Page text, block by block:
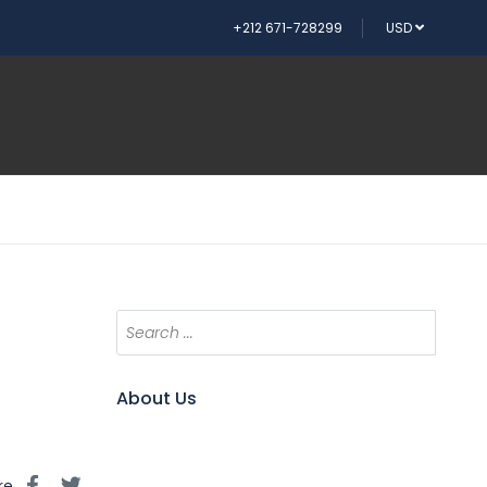
+212 671-728299 USD
About Us